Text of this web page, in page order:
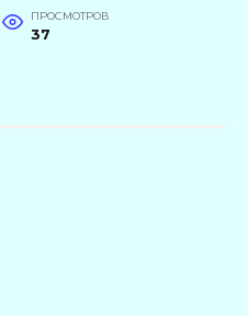
ПРОСМОТРОВ
37